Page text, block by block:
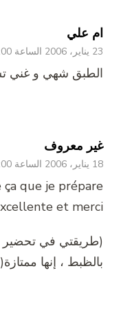
ام علي
23 يناير، 2006 الساعة 12:00 ص
الطبق شهي و غني
غير معروف
18 يناير، 2006 الساعة 12:00 ص
ça que je prépare
et merci
(طريقتي في
بالظبط ، إنها